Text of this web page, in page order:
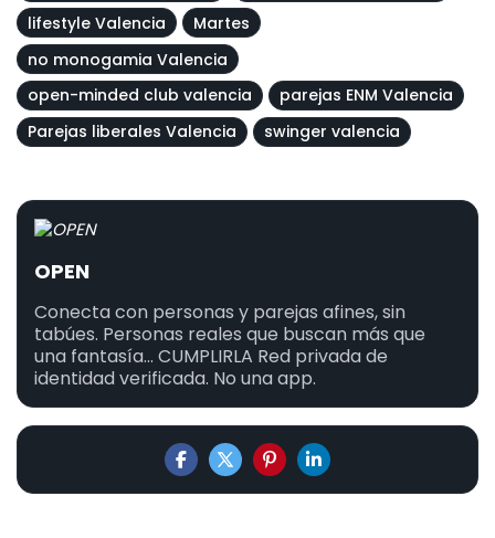
lifestyle Valencia
Martes
no monogamia Valencia
open-minded club valencia
parejas ENM Valencia
Parejas liberales Valencia
swinger valencia
OPEN
Conecta con personas y parejas afines, sin
tabúes. Personas reales que buscan más que
una fantasía... CUMPLIRLA Red privada de
identidad verificada. No una app.